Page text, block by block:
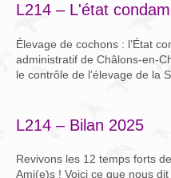
L214 – L'état
Élevage de cochons : l’État
administratif de Châlons-en-
le contrôle de l’élevage de la
L214 – Bilan 2025
Revivons les 12 temps forts
Ami(e)s ! Voici ce que nous